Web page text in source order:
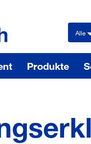
Alle
Produkte